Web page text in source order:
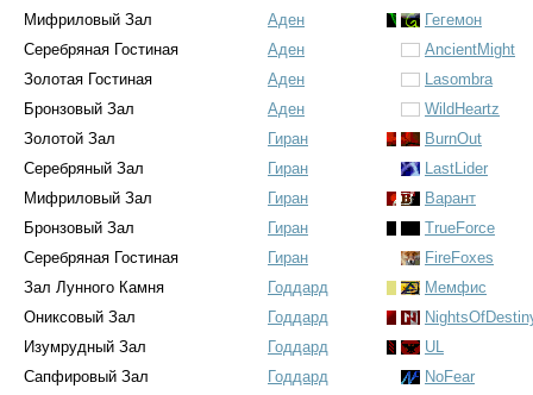
Мифриловый Зал
Аден
Гегемон
Серебряная Гостиная
Аден
AncientMight
Золотая Гостиная
Аден
Lasombra
Бронзовый Зал
Аден
WildHeartz
Золотой Зал
Гиран
BurnOut
Серебряный Зал
Гиран
LastLider
Мифриловый Зал
Гиран
Варант
Бронзовый Зал
Гиран
TrueForce
Серебряная Гостиная
Гиран
FireFoxes
Зал Лунного Камня
Годдард
Мемфис
Ониксовый Зал
Годдард
Изумрудный Зал
Годдард
UL
Сапфировый Зал
Годдард
NoFear